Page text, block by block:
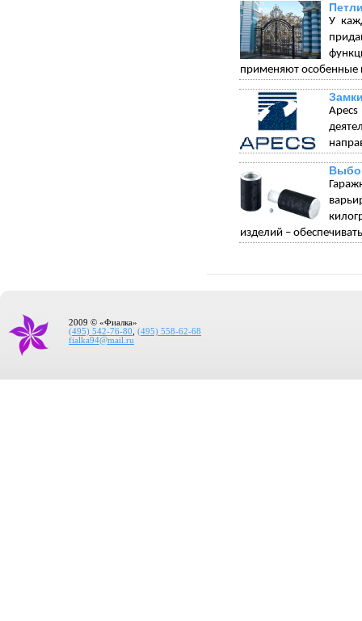
У
применяют особенные
Apecs
изделий –
2009 © «Фиалка»
(495) 542-76-80
(495) 558-62-68
fialka94@mail.ru